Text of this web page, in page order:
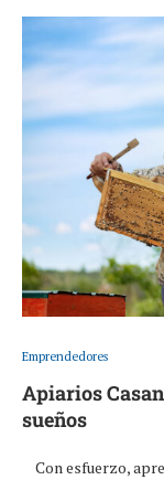
Emprendedores
Apiarios
sueños
Con esfuerzo,